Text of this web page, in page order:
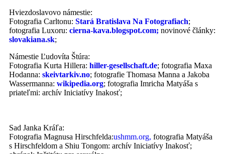
Hviezdoslavovo námestie:
Fotografia Carltonu: Stará Bratislava Na Fotografiach;
fotografia Luxoru: cierna-kava.blogspot.com; novinové články:
slovakiana.sk;
Námestie Ľudovíta Štúra:
Fotografia Kurta Hillera: hiller-gesellschaft.de; fotografia Maxa
Hodanna: skeivtarkiv.no; fotografie Thomasa Manna a Jakoba
Wassermanna: wikipedia.org; fotografia Imricha Matyáša s
priateľmi: archív Iniciatívy Inakosť;
Sad Janka Kráľa:
Fotografia Magnusa Hirschfelda:ushmm.org, fotografia Matyáša
s Hirschfeldom a Shiu Tongom: archív Iniciatívy Inakosť;